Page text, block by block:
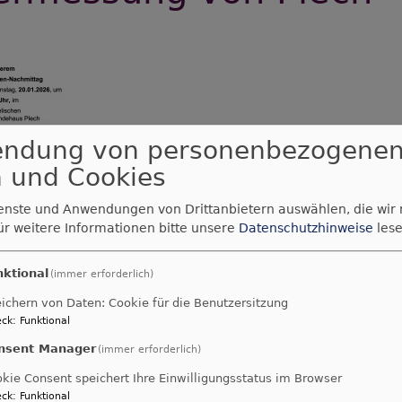
Plech
von personenbezogenen
und Cookies
und Anwendungen von Drittanbietern auswählen, die wir
weitere Informationen bitte unsere Datenschutzhinweise
(immer erforderlich)
von Daten: Cookie für die Benutzersitzung
: Funktional
Manager (immer erforderlich)
Consent speichert Ihre Einwilligungsstatus im Browser
: Funktional